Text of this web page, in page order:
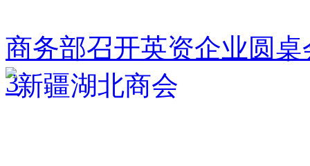
商务部召开英资企业圆
3